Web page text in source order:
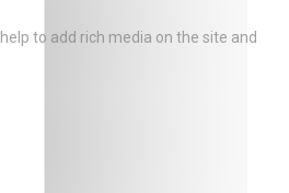
to add rich media on the site and